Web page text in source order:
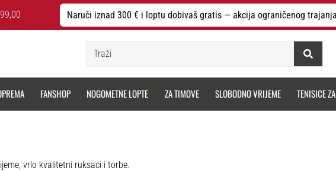
Naruči iznad 300 € i loptu dobivaš gratis — akcija ograničenog
FANSHOP NOGOMETNE LOPTE ZA TIMOVE SLOBODNO VRIJEME TENISICE
vrlo kvalitetni ruksaci i torbe.